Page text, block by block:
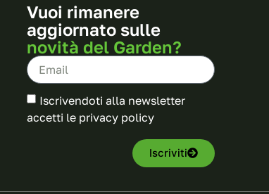
Vuoi rimanere
aggiornato sulle
novità del Garden?
Iscrivendoti alla newsletter
accetti le privacy policy
Iscriviti